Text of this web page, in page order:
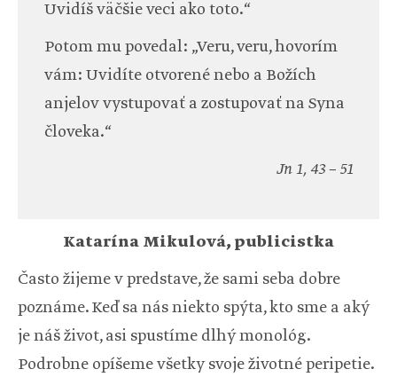
Uvidíš väčšie veci ako toto.“
Potom mu povedal: „Veru, veru, hovorím
vám: Uvidíte otvorené nebo a Božích
anjelov vystupovať a zostupovať na Syna
človeka.“
Jn 1, 43 – 51
Katarína Mikulová, publicistka
Často žijeme v predstave, že sami seba dobre
poznáme. Keď sa nás niekto spýta, kto sme a aký
je náš život, asi spustíme dlhý monológ.
Podrobne opíšeme všetky svoje životné peripetie.